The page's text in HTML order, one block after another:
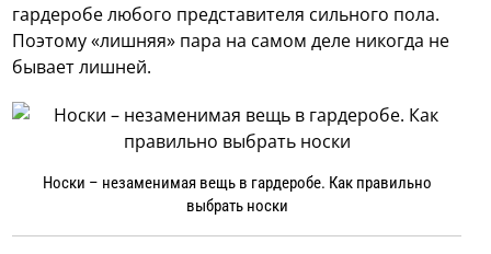
гардеробе любого представителя сильного пола.
Поэтому «лишняя» пара на самом деле никогда не
бывает лишней.
Носки – незаменимая вещь в гардеробе. Как правильно
выбрать носки